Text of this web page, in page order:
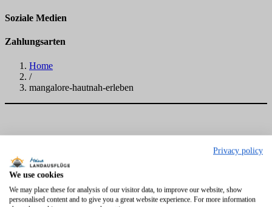
Soziale Medien
Zahlungsarten
Home
/
mangalore-hautnah-erleben
Privacy policy
We use cookies
We may place these for analysis of our visitor data, to improve our website, show
personalised content and to give you a great website experience. For more information